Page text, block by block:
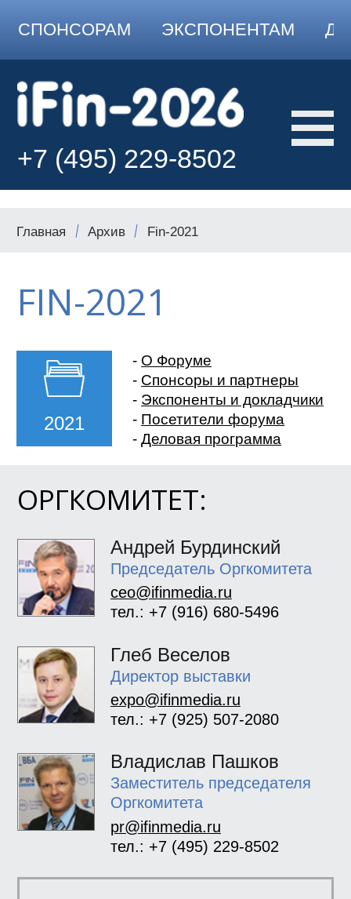
СПОНСОРАМ ЭКСПОНЕНТАМ
+7 (495) 229-8502
ОРГКОМИТЕТ:
Андрей Бурдинский
Председатель Оргкомитета
ceo@ifinmedia.ru
тел.: +7 (916) 680-5496
Глеб Веселов
Директор выставки
expo@ifinmedia.ru
тел.: +7 (925) 507-2080
Владислав Пашков
Заместитель председателя
Оргкомитета
pr@ifinmedia.ru
тел.: +7 (495) 229-8502
Главная Архив Fin-2021
FIN-2021
2021
- О Форуме
- Спонсоры и партнеры
- Экспоненты и докладчики
- Посетители форума
-Деловая программа